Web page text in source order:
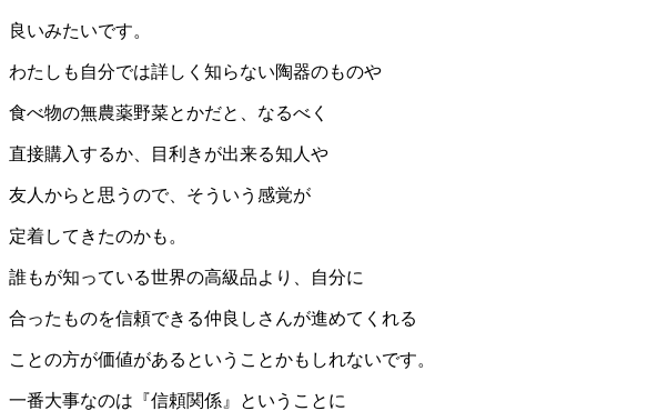
良いみたいです。
わたしも自分では詳しく知らない陶器のものや
食べ物の無農薬野菜とかだと、なるべく
直接購入するか、目利きが出来る知人や
友人からと思うので、そういう感覚が
定着してきたのかも。
誰もが知っている世界の高級品より、自分に
合ったものを信頼できる仲良しさんが進めてくれる
ことの方が価値があるということかもしれないです。
一番大事なのは『信頼関係』ということに